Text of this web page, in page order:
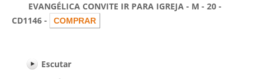
EVANGÉLICA CONVITE IR PARA IGREJA - M - 20 -
CD1146 -
Escutar